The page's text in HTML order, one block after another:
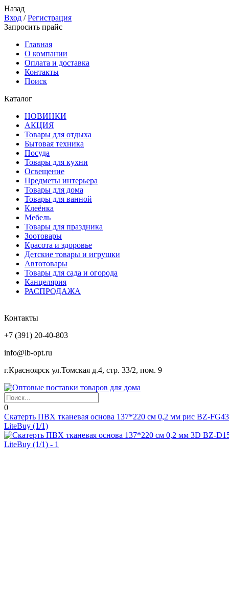
Назад
Вход /Регистрация
Запросить прайс
Главная
О компании
Оплата и доставка
Контакты
Поиск
Каталог
НОВИНКИ
АКЦИЯ
Товары для отдыха
Бытовая техника
Посуда
Товары для кухни
Освещение
Предметы интерьера
Товары для дома
Товары для ванной
Клеёнка
Мебель
Товары для праздника
Зоотовары
Красота и здоровье
Детские товары и игрушки
Автотовары
Товары для сада и огорода
Канцелярия
РАСПРОДАЖА
Контакты
+7 (391) 20-40-803
info@lb-opt.ru
г.Красноярск ул.Томская д.4, стр. 33/2, пом. 9
0
Скатерть ПВХ тканевая основа 137*220 см 0,2 мм рис BZ-
LiteBuy (1/1)